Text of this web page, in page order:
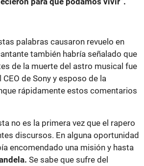
palabras causaron revuelo en
también habría señalado que
de la muerte del astro musical fue
CEO de Sony y esposo de la
rápidamente estos comentarios
no es la primera vez que el rapero
discursos. En alguna oportunidad
encomendado una misión y hasta
Se sabe que sufre del